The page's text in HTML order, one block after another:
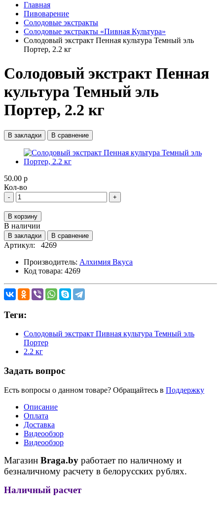
Главная
Пивоварение
Солодовые экстракты
Солодовые экстракты «Пивная Культура»
Солодовый экстракт Пенная культура Темный эль
Портер, 2.2 кг
Солодовый экстракт Пенная
культура Темный эль
Портер, 2.2 кг
В закладки В сравнение
50.00 р
Кол-во
- +
В корзину
В наличии
В закладки В сравнение
Артикул: 4269
Производитель: Алхимия Вкуса
Код товара: 4269
Теги:
Солодовый экстракт Пивная культура Темный эль
Портер
2.2 кг
Задать вопрос
Есть вопросы о данном товаре? Обращайтесь в Поддержку
Описание
Оплата
Доставка
Видеообзор
Видеообзор
Магазин Braga.by работает по наличному и
безналичному расчету в белорусских рублях.
Наличный расчет